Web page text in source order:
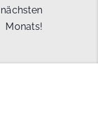
Monats!